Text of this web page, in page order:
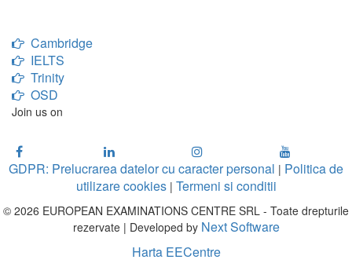
Cambridge
IELTS
Trinity
OSD
Join us on
GDPR: Prelucrarea datelor cu caracter personal | Politica de
utilizare cookies| Termeni si conditii
© 2026 EUROPEAN EXAMINATIONS CENTRE SRL - Toate drepturile
rezervate | Developed by Next Software
Harta EECentre